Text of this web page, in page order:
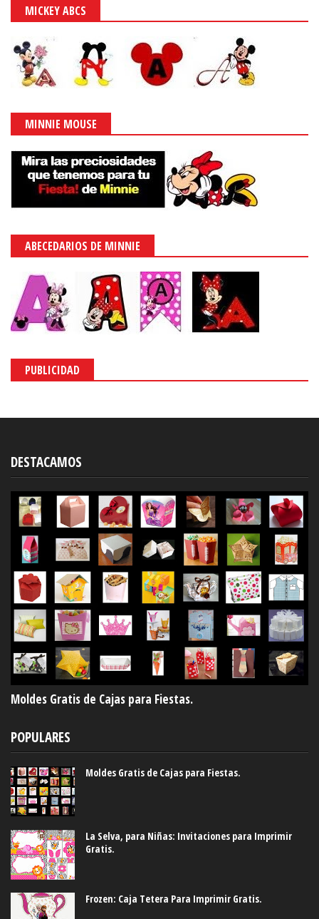
MICKEY ABCS
MINNIE MOUSE
ABECEDARIOS DE MINNIE
PUBLICIDAD
DESTACAMOS
Moldes Gratis de Cajas para Fiestas.
POPULARES
Moldes Gratis de Cajas para Fiestas.
La Selva, para Niñas: Invitaciones para Imprimir
Gratis.
Frozen: Caja Tetera Para Imprimir Gratis.